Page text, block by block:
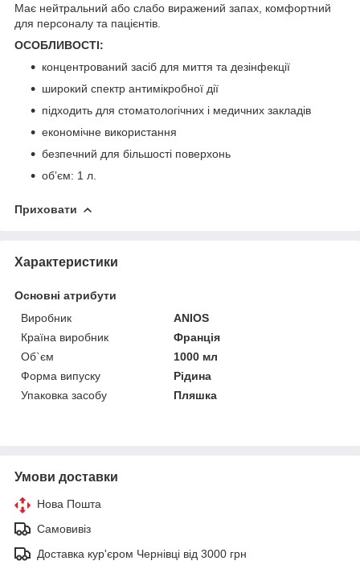
Має нейтральний або слабо виражений запах, комфортний
для персоналу та пацієнтів.
ОСОБЛИВОСТІ:
концентрований засіб для миття та дезінфекції
широкий спектр антимікробної дії
підходить для стоматологічних і медичних закладів
економічне використання
безпечний для більшості поверхонь
обʼєм: 1 л.
Приховати
Характеристики
Основні атрибути
Виробник
ANIOS
Країна виробник
Франція
Об`єм
1000 мл
Форма випуску
Рідина
Упаковка засобу
Пляшка
Умови доставки
Нова Пошта
Самовивіз
Доставка кур'єром Чернівці від 3000 грн